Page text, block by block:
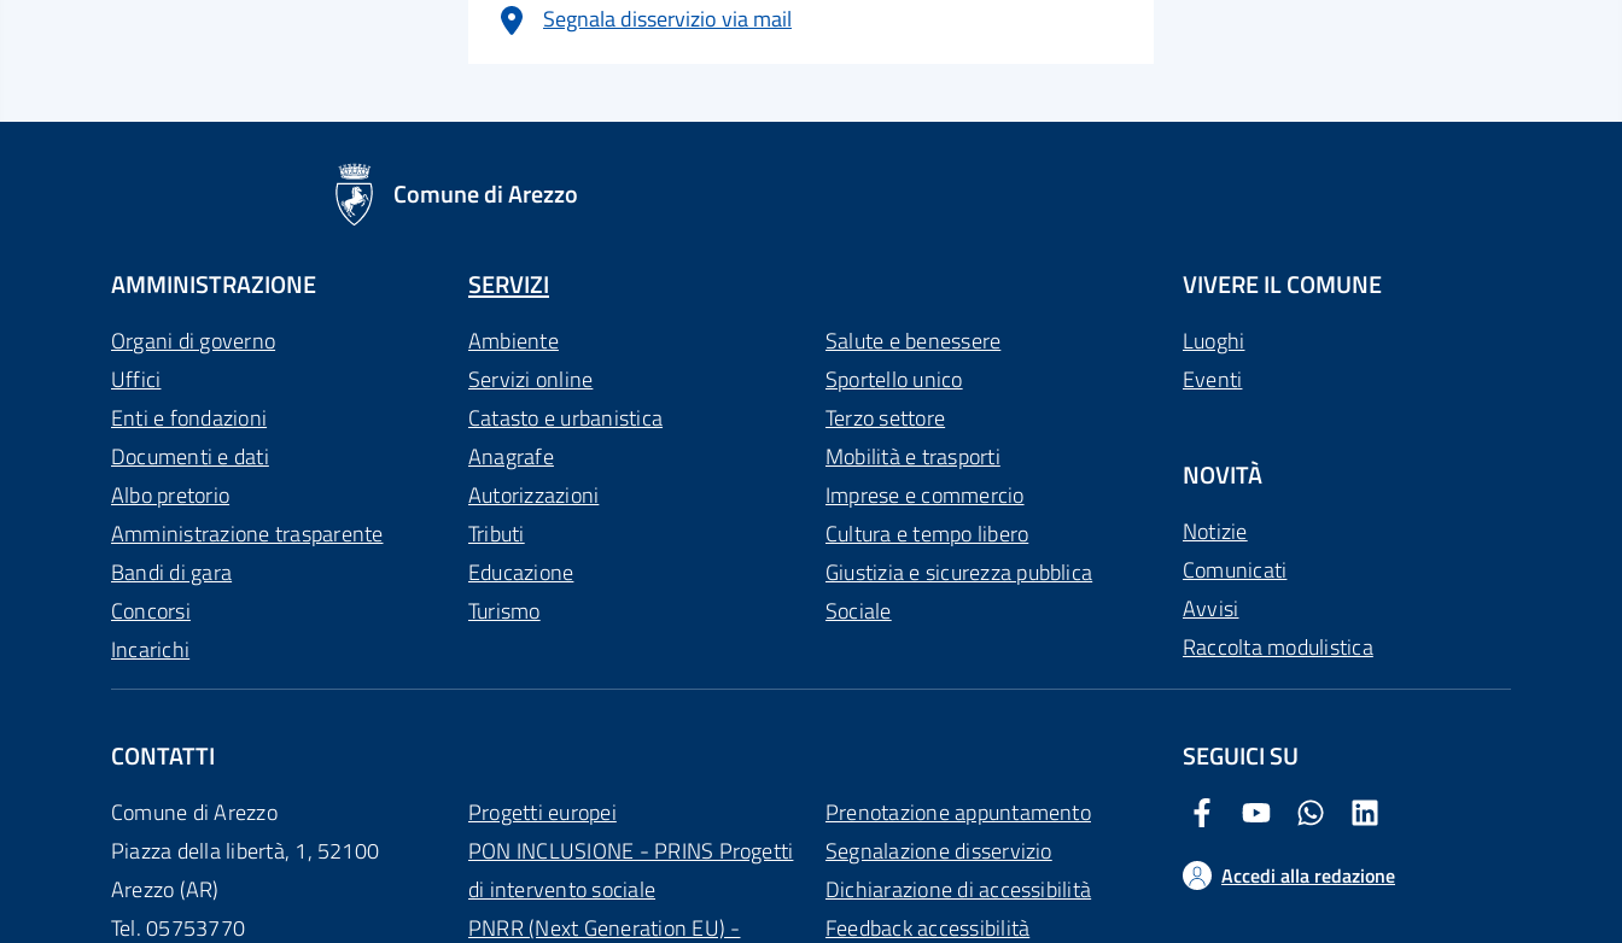
Segnala disservizio via mail
Comune di Arezzo
AMMINISTRAZIONE
Organi di governo
Uffici
Enti e fondazioni
Documenti e dati
Albo pretorio
Amministrazione trasparente
Bandi di gara
Concorsi
Incarichi
SERVIZI
Ambiente
Servizi online
Catasto e urbanistica
Anagrafe
Autorizzazioni
Tributi
Educazione
Turismo
Salute e benessere
Sportello unico
Terzo settore
Mobilità e trasporti
Imprese e commercio
Cultura e tempo libero
Giustizia e sicurezza pubblica
Sociale
VIVERE IL COMUNE
Luoghi
Eventi
NOVITÀ
Notizie
Comunicati
Avvisi
Raccolta modulistica
CONTATTI
Comune di Arezzo
Piazza della libertà, 1, 52100
Arezzo (AR)
Tel. 05753770
Progetti europei
PON INCLUSIONE - PRINS Progetti
di intervento sociale
PNRR (Next Generation EU) -
Prenotazione appuntamento
Segnalazione disservizio
Dichiarazione di accessibilità
Feedback accessibilità
SEGUICI SU
Facebook Comune di Arezzo
Youtube Comune di Arezzo
Twitter Comune di Arezzo
Accedi alla redazione